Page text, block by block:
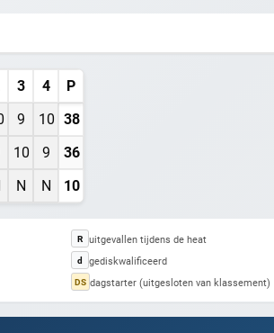
3 4
P
9 10 38
10 9
36
N N 10
R uitgevallen tijdens de heat
d gediskwalificeerd
DS dagstarter (uitgesloten van klassement)
Word Supporter, zonder
Registreer gratis
Heb je al een account?